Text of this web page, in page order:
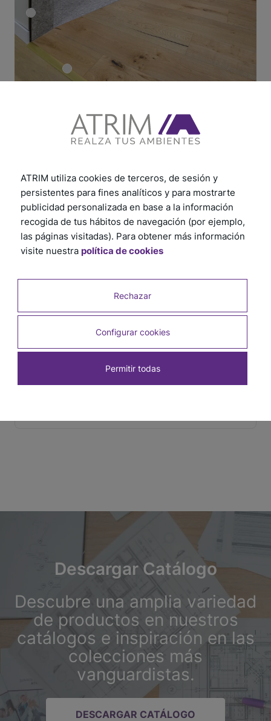
Tapacanto Natural 16 mm x 16 mm x 2,5 m
Descargar Catálogo
Descubre una amplia variedad
de productos en nuestros
catálogos e inspiración en las
colecciones más
vanguardistas.
DESCARGAR CATÁLOGO
ATRIM utiliza cookies de terceros, de sesión y
persistentes para fines analíticos y para mostrarte
publicidad personalizada en base a la información
recogida de tus hábitos de navegación (por ejemplo,
las páginas visitadas). Para obtener más información
visite nuestra política de cookies
Rechazar
Configurar cookies
Permitir todas